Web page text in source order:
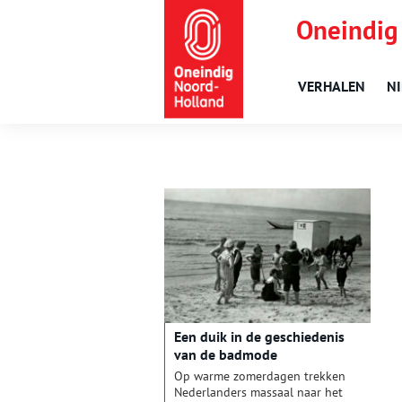
VERHALEN
Een duik in de ge­schie­de­nis
van de bad­mo­de
Op warme zomerdagen trekken
Nederlanders massaal naar het